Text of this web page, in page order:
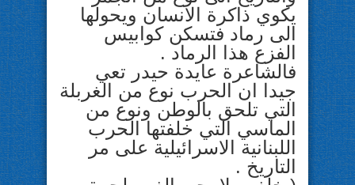
يكوي ذاكرة الانسان ويحولها
الى رماد فتسكن كوابيس
الفزع هذا الرماد .
فالشاعرة عايدة حيدر تعي
جيدا ان الحرب نوع من الغربلة
التي تلحق بالوطن ونوع من
الماسي التي خلفتها الحرب
اللبنانية الاسرائيلية على مر
التاريخ .